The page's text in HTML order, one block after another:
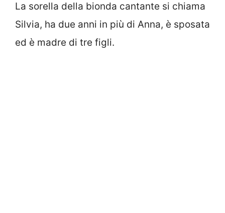
La sorella della bionda cantante si chiama
Silvia, ha due anni in più di Anna, è sposata
ed è madre di tre figli.